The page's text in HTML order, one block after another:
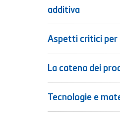
additiva
Aspetti critici per
La catena dei
Tecnologie e